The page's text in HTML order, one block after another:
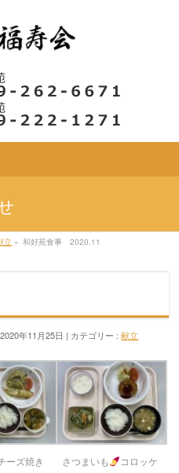
立 » 和好苑食事 2020.11
年11月25日 カテゴリー :献立
ーズ焼き さつまいも コロッケ